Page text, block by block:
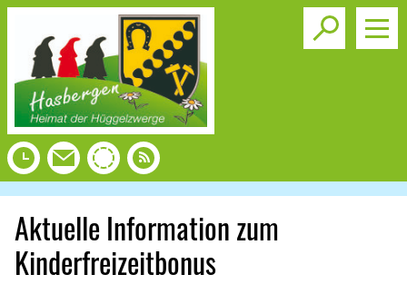
Toggle
Aktuelle Information zum
Kinderfreizeitbonus